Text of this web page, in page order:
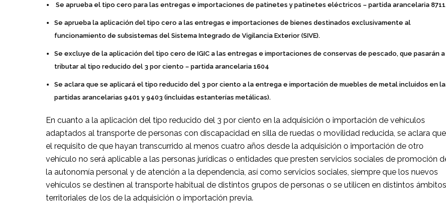
Se aprueba el tipo cero para las entregas e importaciones de patinetes y patinetes eléctricos – partida arancelaria
Se aprueba la aplicación del tipo cero a las entregas e importaciones de bienes destinados exclusivamente al
funcionamiento de subsistemas del Sistema Integrado de Vigilancia Exterior (SIVE).
Se excluye de la aplicación del tipo cero de IGIC a las entregas e importaciones de conservas de pescado, que pasarán a
tributar al tipo reducido del 3 por ciento – partida arancelaria 1604
Se aclara que se aplicará el tipo reducido del 3 por ciento a la entrega e importación de muebles de metal incluidos en
partidas arancelarias 9401 y 9403 (incluidas estanterías metálicas).
En cuanto a la aplicación del tipo reducido del 3 por ciento en la adquisición o importación de vehículos
adaptados al transporte de personas con discapacidad en silla de ruedas o movilidad reducida, se aclara que
el requisito de que hayan transcurrido al menos cuatro años desde la adquisición o importación de otro
vehículo no será aplicable a las personas jurídicas o entidades que presten servicios sociales de promoción
la autonomía personal y de atención a la dependencia, así como servicios sociales, siempre que los nuevos
vehículos se destinen al transporte habitual de distintos grupos de personas o se utilicen en distintos ámbitos
territoriales de los de la adquisición o importación previa.